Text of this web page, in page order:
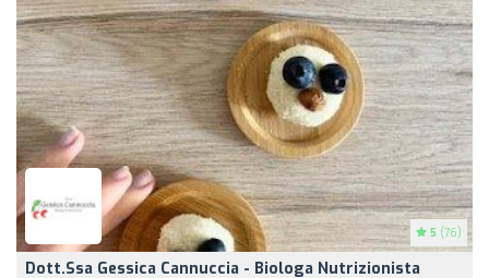
5 (76)
Dott.ssa Gessica Cannuccia - Biologa Nutrizionista